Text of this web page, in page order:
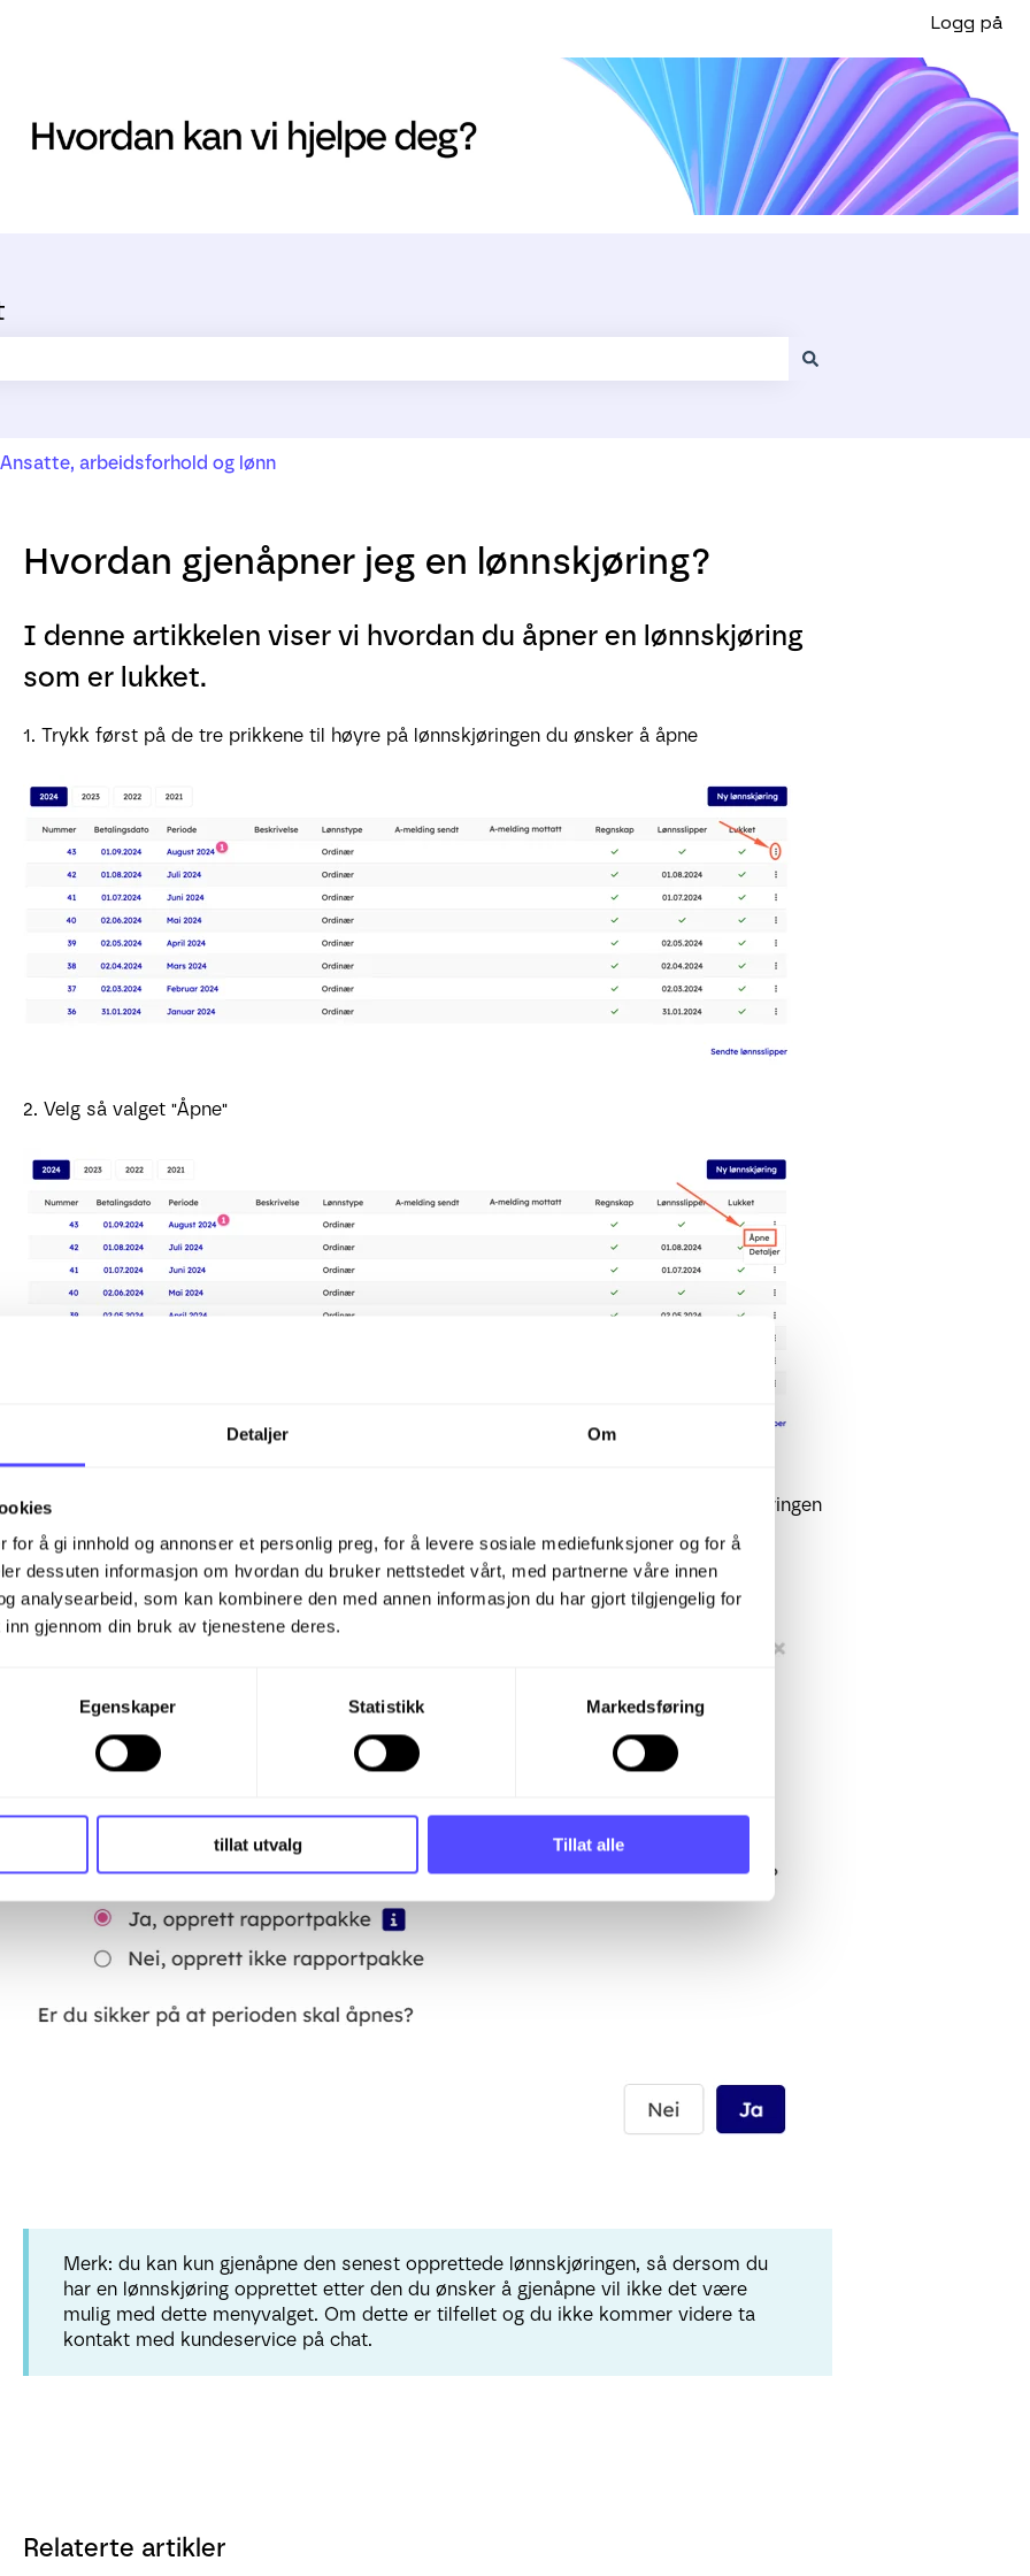
Detaljer Om
for å gi innhold og annonser et personlig preg, for å levere sosiale mediefunksjoner og for å
dessuten informasjon om hvordan du bruker nettstedet vårt, med partnerne våre innen
analysearbeid, som kan kombinere den med annen informasjon du har gjort tilgjengelig for
gjennom din bruk av tjenestene deres.
Egenskaper Statistikk Markedsføring
tillat utvalg Tillat alle
Logg på
Ansatte, arbeidsforhold og lønn
Hvordan gjenåpner jeg en lønnskjøring?
I denne artikkelen viser vi hvordan du åpner en lønnskjøring
som er lukket.
1. Trykk først på de tre prikkene til høyre på lønnskjøringen du ønsker å åpne
2. Velg så valget "Åpne"
Endringer gjort i lønnsmodulen etter at lønnskjøringen ble lukket kan påvirke lønnskjøringen
når den åpnes.
Merk: du kan kun gjenåpne den senest opprettede lønnskjøringen, så dersom du
har en lønnskjøring opprettet etter den du ønsker å gjenåpne vil ikke det være
mulig med dette menyvalget. Om dette er tilfellet og du ikke kommer videre ta
kontakt med kundeservice på chat.
Relaterte artikler